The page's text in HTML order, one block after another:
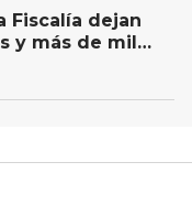
Fiscalía dejan
y más de mil
en Querétaro